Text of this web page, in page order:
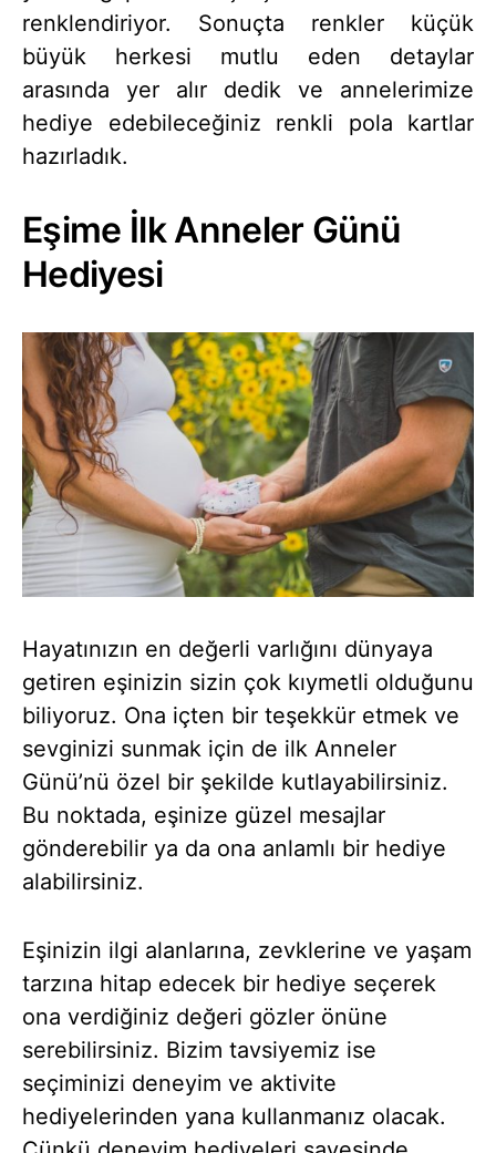
renklendiriyor. Sonuçta renkler küçük
büyük herkesi mutlu eden detaylar
arasında yer alır dedik ve annelerimize
hediye edebileceğiniz renkli pola kartlar
hazırladık.
Eşime İlk Anneler Günü
Hediyesi
Hayatınızın en değerli varlığını dünyaya
getiren eşinizin sizin çok kıymetli olduğunu
biliyoruz. Ona içten bir teşekkür etmek ve
sevginizi sunmak için de ilk Anneler
Günü’nü özel bir şekilde kutlayabilirsiniz.
Bu noktada, eşinize güzel mesajlar
gönderebilir ya da ona anlamlı bir hediye
alabilirsiniz.
Eşinizin ilgi alanlarına, zevklerine ve yaşam
tarzına hitap edecek bir hediye seçerek
ona verdiğiniz değeri gözler önüne
serebilirsiniz. Bizim tavsiyemiz ise
seçiminizi deneyim ve aktivite
hediyelerinden yana kullanmanız olacak.